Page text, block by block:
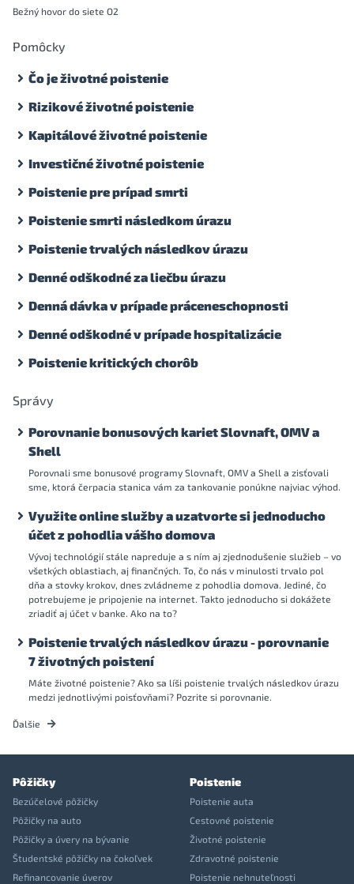
Bežný hovor do siete O2
Pomôcky
Čo je životné poistenie
Rizikové životné poistenie
Kapitálové životné poistenie
Investičné životné poistenie
Poistenie pre prípad smrti
Poistenie smrti následkom úrazu
Poistenie trvalých následkov úrazu
Denné odškodné za liečbu úrazu
Denná dávka v prípade práceneschopnosti
Denné odškodné v prípade hospitalizácie
Poistenie kritických chorôb
Správy
Porovnanie bonusových kariet Slovnaft, OMV a
Shell
Porovnali sme bonusové programy Slovnaft, OMV a Shell a zisťovali
sme, ktorá čerpacia stanica vám za tankovanie ponúkne najviac výhod.
Využite online služby a uzatvorte si jednoducho
účet z pohodlia vášho domova
Vývoj technológií stále napreduje a s ním aj zjednodušenie služieb – vo
všetkých oblastiach, aj finančných. To, čo nás v minulosti trvalo pol
dňa a stovky krokov, dnes zvládneme z pohodlia domova. Jediné, čo
potrebujeme je pripojenie na internet. Takto jednoducho si dokážete
zriadiť aj účet v banke. Ako na to?
Poistenie trvalých následkov úrazu - porovnanie
7 životných poistení
Máte životné poistenie? Ako sa líši poistenie trvalých následkov úrazu
medzi jednotlivými poisťovňami? Pozrite si porovnanie.
Ďalšie
Pôžičky
Bezúčelové pôžičky
Pôžičky na auto
Pôžičky a úvery na bývanie
Študentské pôžičky na čokoľvek
Refinancovanie úverov
Poistenie
Poistenie auta
Cestovné poistenie
Životné poistenie
Zdravotné poistenie
Poistenie nehnuteľnosti